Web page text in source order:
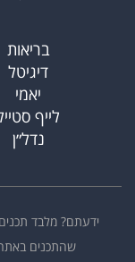
בריאות
דיגיטל
יאמי
לייף
נדל״ן
ידעתם? מלבד תכנים
שהתכנים באתר